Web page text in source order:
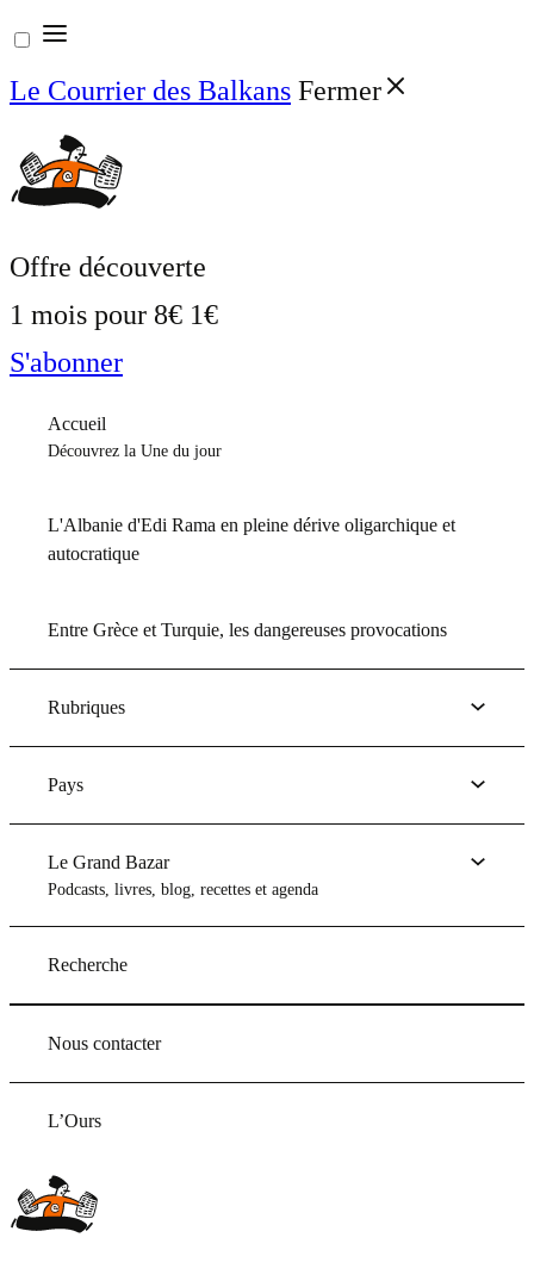
Aller
au
contenu
Le Courrier des Balkans Fermer
Offre découverte
1 mois pour 8€ 1€
S'abonner
Accueil
Découvrez la Une du jour
L'Albanie d'Edi Rama en pleine dérive oligarchique et
autocratique
Entre Grèce et Turquie, les dangereuses provocations
Rubriques
Pays
Le Grand Bazar
Podcasts, livres, blog, recettes et agenda
Recherche
Nous contacter
L’Ours